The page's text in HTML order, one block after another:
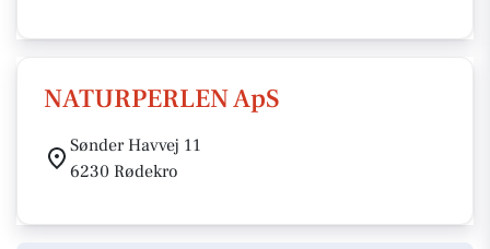
NATURPERLEN ApS
Sønder Havvej 11
6230 Rødekro